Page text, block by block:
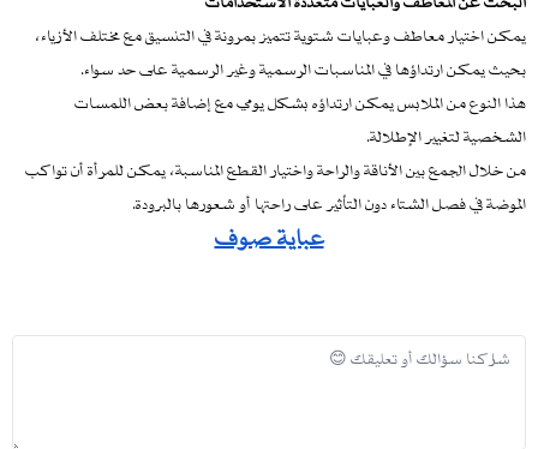
يمكن اختيار معاطف وعبايات شتوية تتميز بمرونة في التنسيق مع مختلف الأزياء،
بحيث يمكن ارتداؤها في المناسبات الرسمية وغير الرسمية على حد سواء.
هذا النوع من الملابس يمكن ارتداؤه بشكل يومي مع إضافة بعض اللمسات
الشخصية لتغيير الإطلالة.
من خلال الجمع بين الأناقة والراحة واختيار القطع المناسبة، يمكن للمرأة أن تواكب
الموضة في فصل الشتاء دون التأثير على راحتها أو شعورها بالبرودة.
عباية صوف